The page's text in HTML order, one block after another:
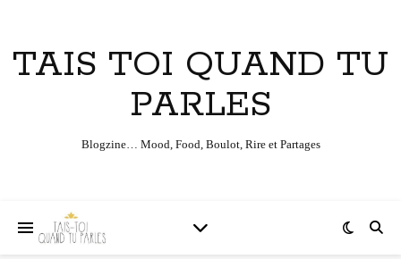
TAIS TOI QUAND TU
PARLES
Blogzine… Mood, Food, Boulot, Rire et Partages